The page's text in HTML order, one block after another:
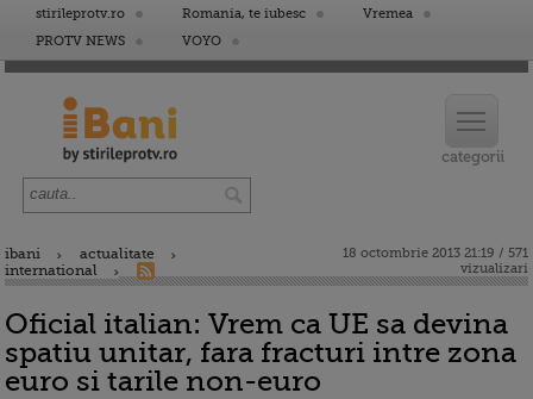
stirileprotv.ro Romania, te iubesc
Vremea
PROTV NEWS
VOYO
ibani
actualitate
international
18 octombrie 2013 21:19 / 571
vizualizari
Oficial italian: Vrem ca UE sa devina
spatiu unitar, fara fracturi intre zona
euro si tarile non-euro